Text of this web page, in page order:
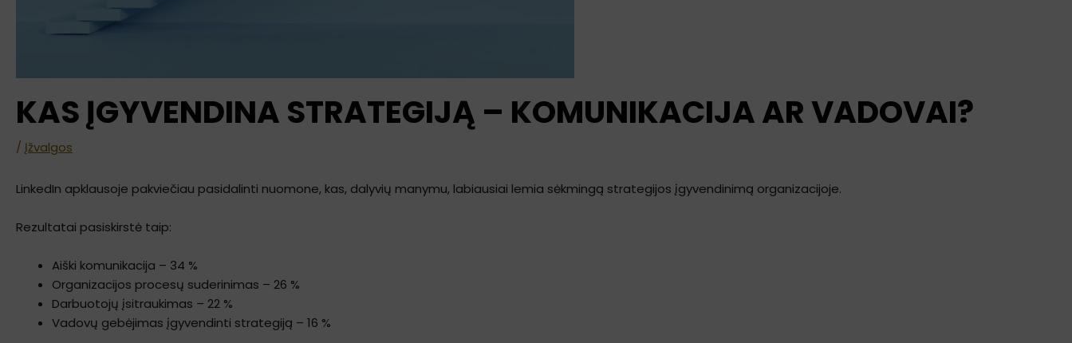
KAS ĮGYVENDINA STRATEGIJĄ – KOMUNIKACIJA AR VADOVAI?
/ Įžvalgos
LinkedIn apklausoje pakviečiau pasidalinti nuomone, kas, dalyvių manymu, labiausiai lemia sėkmingą strategijos įgyvendinimą organizacijoje.
Rezultatai pasiskirstė taip:
Aiški komunikacija – 34 %
Organizacijos procesų suderinimas – 26 %
Darbuotojų įsitraukimas – 22 %
Vadovų gebėjimas įgyvendinti strategiją – 16 %